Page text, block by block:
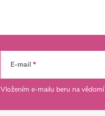
E-mail
Vložením e-mailu beru na vědomí